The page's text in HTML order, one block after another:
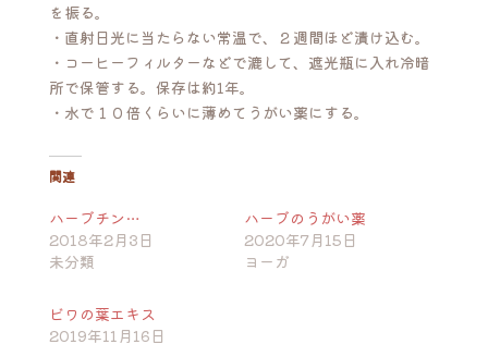
を振る。
・直射日光に当たらない常温で、２週間ほど漬け込む。
・コーヒーフィルターなどで漉して、遮光瓶に入れ冷暗
所で保管する。保存は約1年。
・水で１０倍くらいに薄めてうがい薬にする。
関連
ハーブチン…
2018年2月3日
未分類
ハーブのうがい薬
2020年7月15日
ヨーガ
ビワの葉エキス
2019年11月16日